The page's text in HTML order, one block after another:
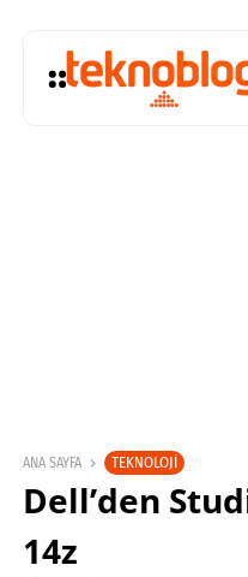
ANA SAYFA TEKNOLOJI
Dell’den
14z